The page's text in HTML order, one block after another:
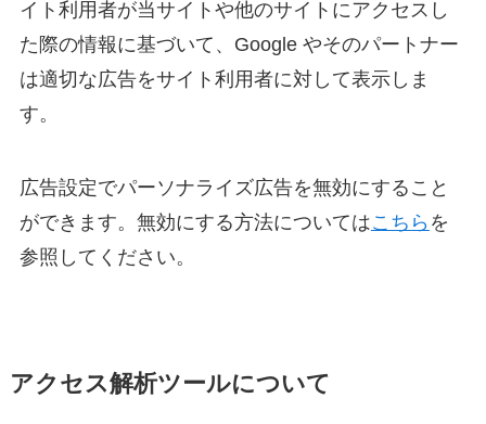
イト利用者が当サイトや他のサイトにアクセスし
た際の情報に基づいて、Google やそのパートナー
は適切な広告をサイト利用者に対して表示しま
す。
広告設定でパーソナライズ広告を無効にすること
ができます。無効にする方法についてはこちら を
参照してください。
アクセス解析ツールについて